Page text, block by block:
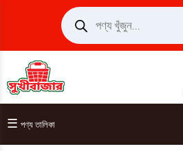
Products
search
☰ পণ্য তালিকা